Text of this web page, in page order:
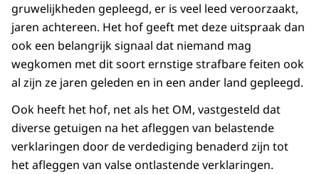
gruwelijkheden gepleegd, er is veel leed veroorzaakt,
jaren achtereen. Het hof geeft met deze uitspraak dan
ook een belangrijk signaal dat niemand mag
wegkomen met dit soort ernstige strafbare feiten ook
al zijn ze jaren geleden en in een ander land gepleegd.
Ook heeft het hof, net als het OM, vastgesteld dat
diverse getuigen na het afleggen van belastende
verklaringen door de verdediging benaderd zijn tot
het afleggen van valse ontlastende verklaringen.